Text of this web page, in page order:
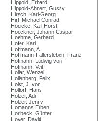
Hippold, Erhard
Hippold-Ahnert, Gussy
Hirsch, Karl-Georg
Hirt, Michael Conrad
Hödicke, Karl Horst
Hoeckner, Johann Caspar
Hoehme, Gerhard
Hofer, Karl
Hoffmann, A.
Hoffmann-Fallersleben, Franz
Hofmann, Ludwig von
Hofmann, Veit
Hollar, Wenzel
Hollenberg, Felix
Holst, J. von
Holtorf, Hans
Holzer, Adi
Holzer, Jenny
Homanns Erben,
Horlbeck, Günter
Hoyer, David